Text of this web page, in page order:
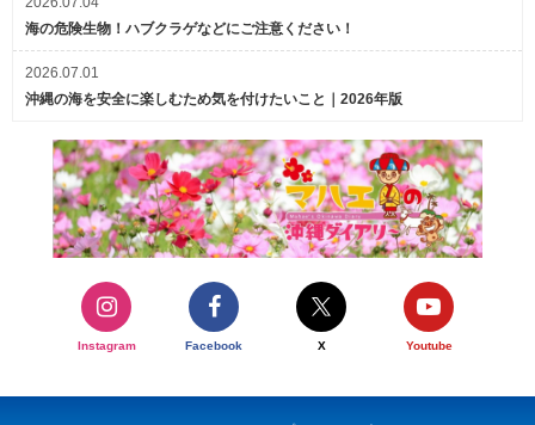
海の危険生物！ハブクラゲなどにご注意ください！
2026.07.01
沖縄の海を安全に楽しむため気を付けたいこと｜2026年版
Instagram Facebook X Youtube